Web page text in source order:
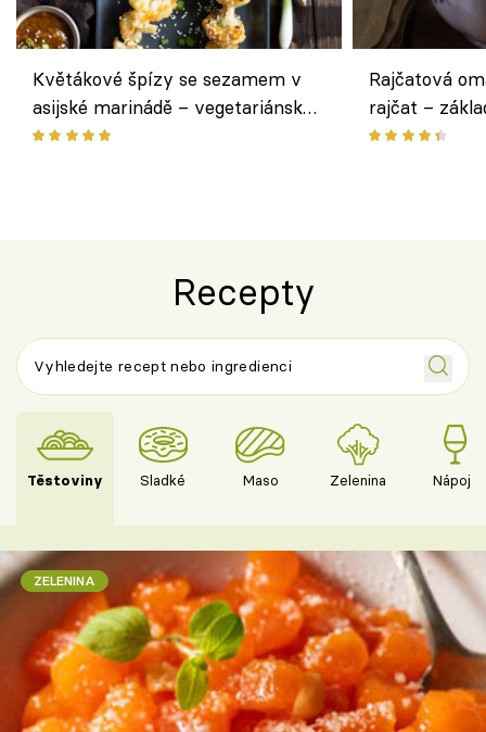
Květákové špízy se sezamem v
asijské marinádě – vegetariánská
chuťovka z grilu
Rajčatová
rajčat –
Recepty
Těstoviny Sladké Maso Zelenina Nápoje
ZELENINA